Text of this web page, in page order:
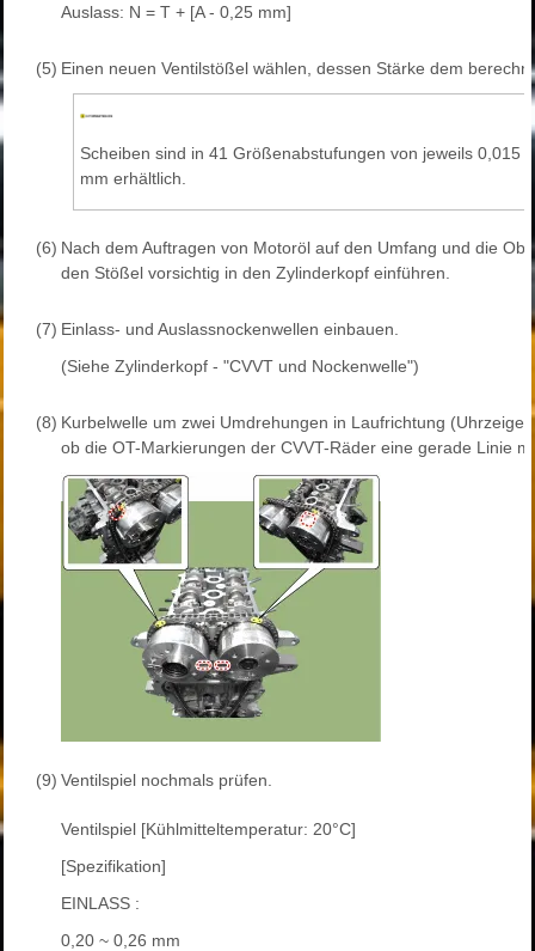
Auslass: N = T + [A - 0,25 mm]
(5) Einen neuen Ventilstößel wählen, dessen Stärke dem
Scheiben sind in 41 Größenabstufungen von jeweils 0,015
mm erhältlich.
(6) Nach dem Auftragen von Motoröl auf den Umfang und die
den Stößel vorsichtig in den Zylinderkopf einführen.
(7) Einlass- und Auslassnockenwellen einbauen.
(Siehe Zylinderkopf - "CVVT und Nockenwelle")
(8) Kurbelwelle um zwei Umdrehungen in Laufrichtung
ob die OT-Markierungen der CVVT-Räder eine gerade Linie
(9) Ventilspiel nochmals prüfen.
Ventilspiel [Kühlmitteltemperatur: 20°C]
[Spezifikation]
EINLASS :
0,20 ~ 0,26 mm